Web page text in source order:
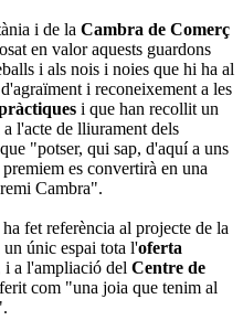
i de la Cambra de Comerç
en valor aquests guardons
i als nois i noies que hi ha al
i reconeixement a les
i que han recollit un
l'acte de lliurament dels
"potser, qui sap, d'aquí a uns
es convertirà en una
Cambra".
fet referència al projecte de la
un únic espai tota l'oferta
i a l'ampliació del Centre de
com "una joia que tenim al